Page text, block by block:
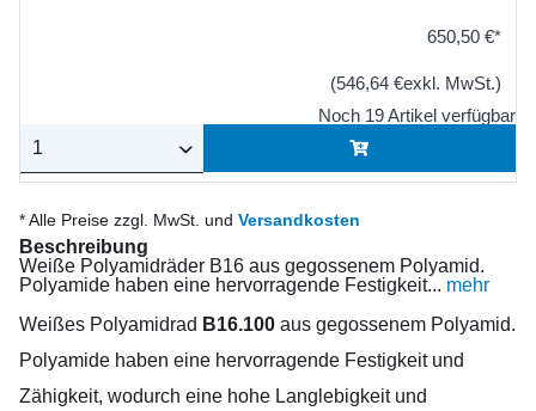
650,50 €*
(546,64 €exkl. MwSt.)
Noch 19 Artikel verfügbar
* Alle Preise zzgl. MwSt. und Versandkosten
Beschreibung
Weiße Polyamidräder B16 aus gegossenem Polyamid.
Polyamide haben eine hervorragende Festigkeit... mehr
Weißes Polyamidrad B16.100 aus gegossenem Polyamid.
Polyamide haben eine hervorragende Festigkeit und
Zähigkeit, wodurch eine hohe Langlebigkeit und